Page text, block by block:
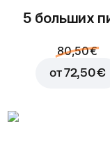
5 больших
80,50 €
от72,50 €